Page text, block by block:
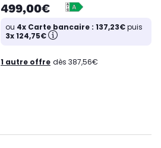
499,00€
ou 4x Carte bancaire : 137,23€puis
3x 124,75€
1 autre offre dès 387,56€